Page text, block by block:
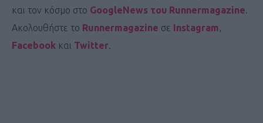
και τον κόσμο στο GoogleNews του Runnermagazine.
Ακολουθήστε το Runnermagazine σε Instagram,
Facebook και Twitter.